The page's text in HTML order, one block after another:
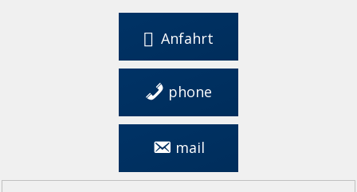
Anfahrt
phone
0561 949 28 0
mail
info@maschinenbau-